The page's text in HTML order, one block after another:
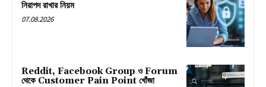
নিরাপদ রাখার নিয়ম
07.08.2026
Reddit, Facebook Group ও Forum
থেকে Customer Pain Point খোঁজা